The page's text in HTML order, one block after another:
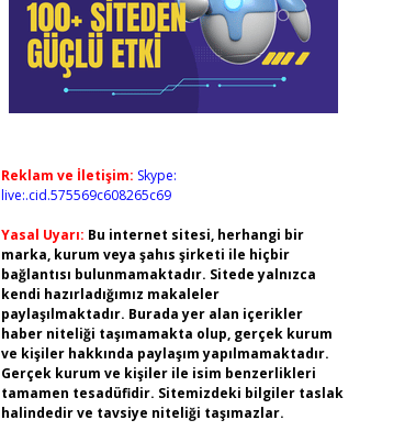
Reklam ve İletişim: Skype:
live:.cid.575569c608265c69
Yasal Uyarı: Bu internet sitesi, herhangi bir
marka, kurum veya şahıs şirketi ile hiçbir
bağlantısı bulunmamaktadır. Sitede yalnızca
kendi hazırladığımız makaleler
paylaşılmaktadır. Burada yer alan içerikler
haber niteliği taşımamakta olup, gerçek kurum
ve kişiler hakkında paylaşım yapılmamaktadır.
Gerçek kurum ve kişiler ile isim benzerlikleri
tamamen tesadüfidir. Sitemizdeki bilgiler taslak
halindedir ve tavsiye niteliği taşımazlar.